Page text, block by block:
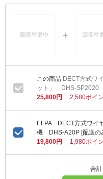
DECT方式ワ
ット」 DHS-SP2020
25,800円
2,580ポイ
ELPA DECT方式ワイ
機 DHS-A20P [配送の
19,800円
1,980ポイ
合計